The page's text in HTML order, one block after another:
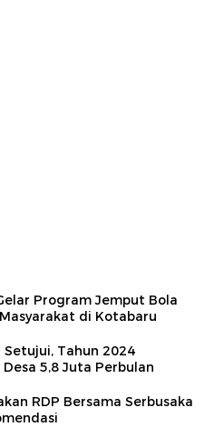
Program Jemput Bola
di Kotabaru
Setujui, Tahun 2024
5,8 Juta Perbulan
RDP Bersama Serbusaka